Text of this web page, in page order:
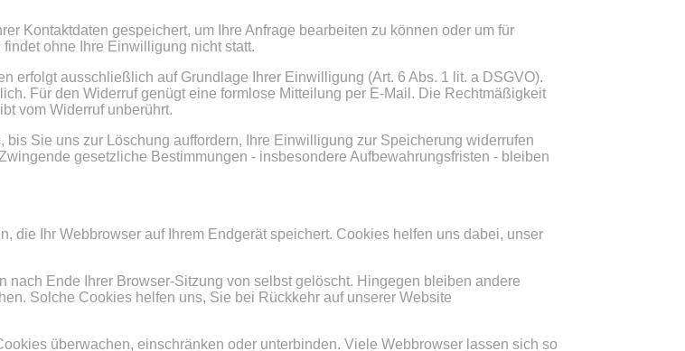
Kontaktdaten gespeichert, um Ihre Anfrage bearbeiten zu können oder um für
ohne Ihre Einwilligung nicht statt.
erfolgt ausschließlich auf Grundlage Ihrer Einwilligung (Art. 6 Abs. 1 lit. a DSGVO).
Für den Widerruf genügt eine formlose Mitteilung per E-Mail. Die Rechtmäßigkeit
vom Widerruf unberührt.
Sie uns zur Löschung auffordern, Ihre Einwilligung zur Speicherung widerrufen
gesetzliche Bestimmungen - insbesondere Aufbewahrungsfristen - bleiben
die Ihr Webbrowser auf Ihrem Endgerät speichert. Cookies helfen uns dabei, unser
nach Ende Ihrer Browser-Sitzung von selbst gelöscht. Hingegen bleiben andere
Solche Cookies helfen uns, Sie bei Rückkehr auf unserer Website
überwachen, einschränken oder unterbinden. Viele Webbrowser lassen sich so